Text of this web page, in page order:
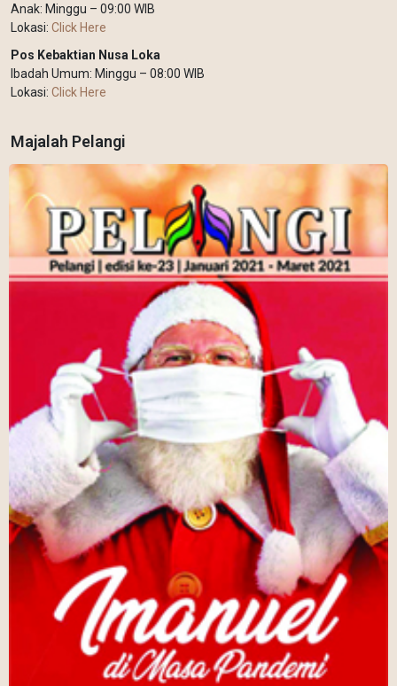
Anak: Minggu – 09:00 WIB
Lokasi: Click Here
Pos Kebaktian Nusa Loka
Ibadah Umum: Minggu – 08:00 WIB
Lokasi: Click Here
Majalah Pelangi